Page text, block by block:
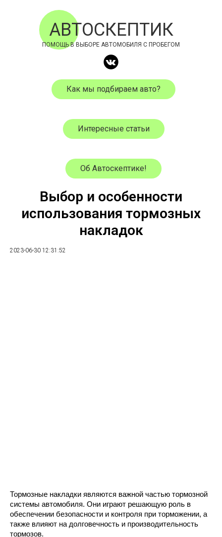
АВТОСКЕПТИК
ПОМОЩЬ В ВЫБОРЕ АВТОМОБИЛЯ С ПРОБЕГОМ
Как мы подбираем авто?
Интересные статьи
Об Автоскептике!
Выбор и особенности
использования тормозных
накладок
2023-06-30 12:31:52
Тормозные накладки являются важной частью тормозной
системы автомобиля. Они играют решающую роль в
обеспечении безопасности и контроля при торможении, а
также влияют на долговечность и производительность
тормозов.